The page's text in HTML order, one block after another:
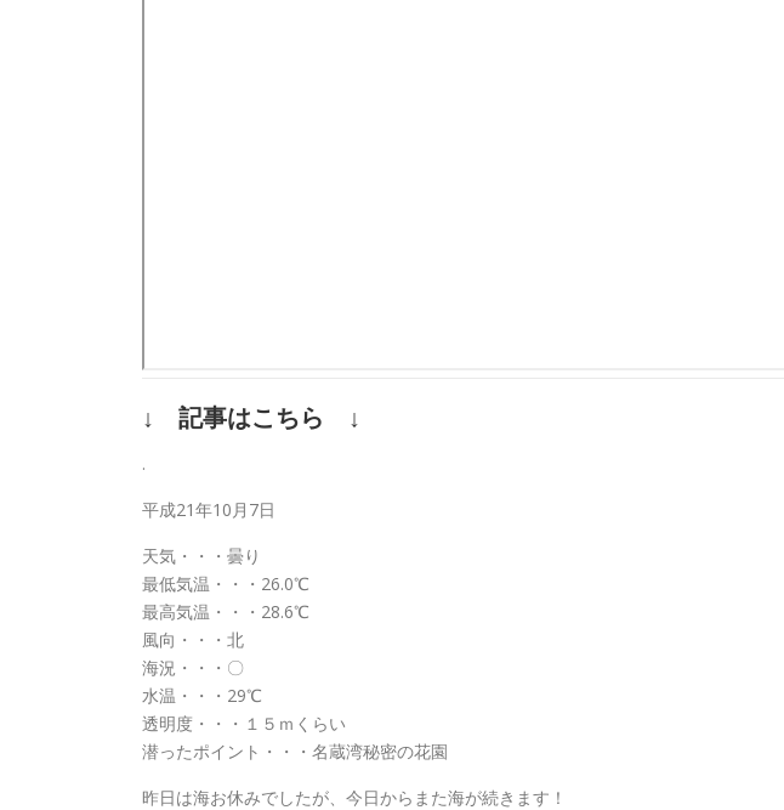
↓ 記事はこちら ↓
.
平成21年10月7日
天気・・・曇り
最低気温・・・26.0℃
最高気温・・・28.6℃
風向・・・北
海況・・・〇
水温・・・29℃
透明度・・・１５ｍくらい
潜ったポイント・・・名蔵湾秘密の花園
昨日は海お休みでしたが、今日からまた海が続きます！